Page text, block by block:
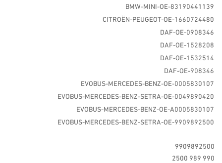
BMW-MINI-OE-83190441139
CITROËN-PEUGEOT-OE-1660724480
DAF-OE-0908346
DAF-OE-1528208
DAF-OE-1532514
DAF-OE-908346
EVOBUS-MERCEDES-BENZ-OE-0005830107
EVOBUS-MERCEDES-BENZ-SETRA-OE-0049890420
EVOBUS-MERCEDES-BENZ-OE-A0005830107
EVOBUS-MERCEDES-BENZ-SETRA-OE-9909892500
9909892500
990 989 2500